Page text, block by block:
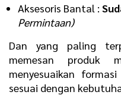
Aksesoris Bantal :
Permintaan)
Dan yang paling
memesan produk
menyesuaikan
sesuai dengan